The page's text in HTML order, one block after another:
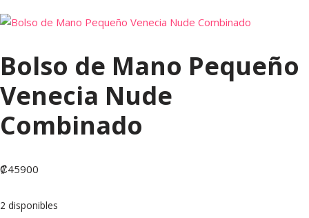
Bolso de Mano Pequeño
Venecia Nude
Combinado
₡45900
2 disponibles